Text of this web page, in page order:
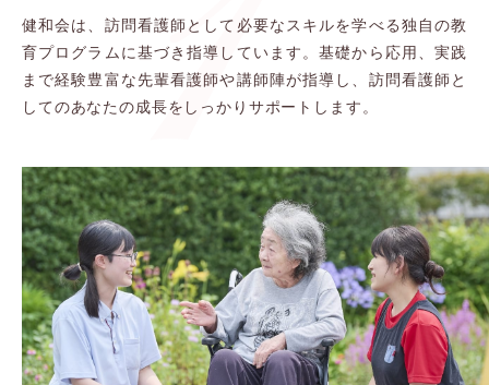
健和会は、訪問看護師として必要なスキルを学べる独自の教
育プログラムに基づき指導しています。基礎から応用、実践
まで経験豊富な先輩看護師や講師陣が指導し、訪問看護師と
してのあなたの成長をしっかりサポートします。